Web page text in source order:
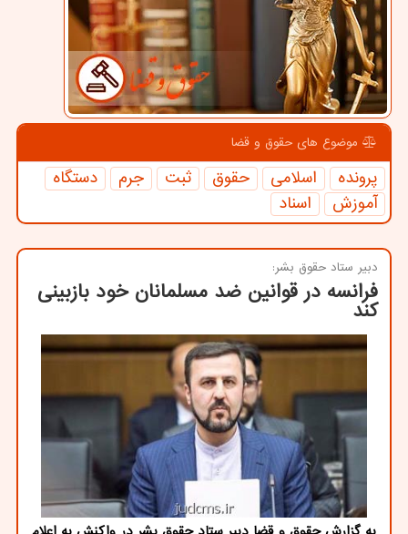
موضوع های حقوق و قضا
پرونده اسلامی حقوق ثبت جرم
دستگاه
آموزش
اسناد
دبیر ستاد حقوق بشر:
فرانسه در قوانین ضد مسلمانان خود بازبینی
کند